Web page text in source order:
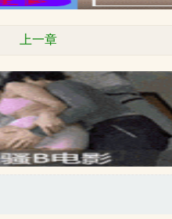
上一章